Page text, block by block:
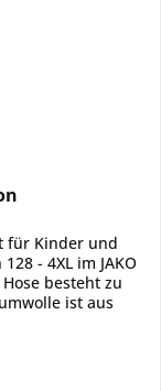
für Kinder und
- 4XL im JAKO
besteht zu
ist aus